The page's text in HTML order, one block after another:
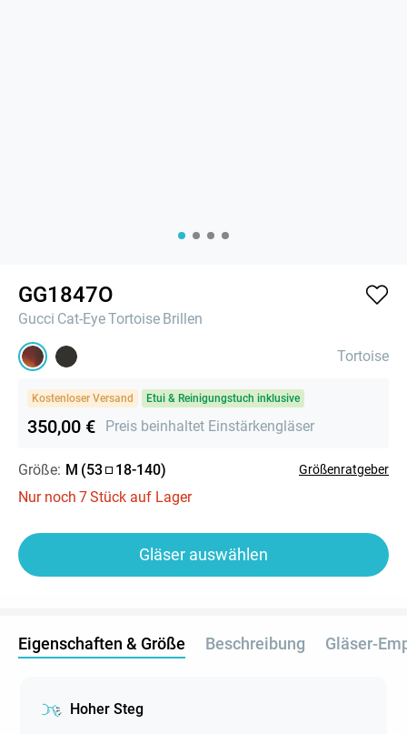
GG1847O
Gucci Cat-EyeTortoise Brillen
Tortoise
Kostenloser Versand Etui & Reinigungstuch inklusive
350,00 € Preis beinhaltet Einstärkengläser
Größe: M (53 18-140) Größenratgeber
Nur noch 7Stück auf Lager
Gläser auswählen
Eigenschaften & Größe Beschreibung Gläser-
Hoher Steg